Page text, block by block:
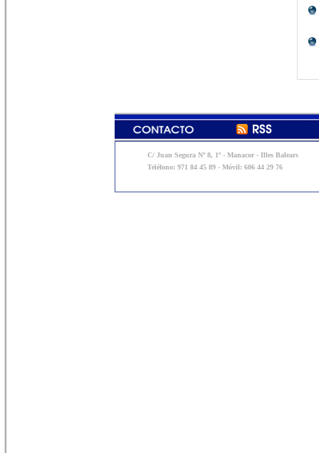
C/ Juan Segura Nº 8, 1º - Manacor - Illes Balears
Teléfono: 971 84 45 89 - Móvil: 606 44 29 76